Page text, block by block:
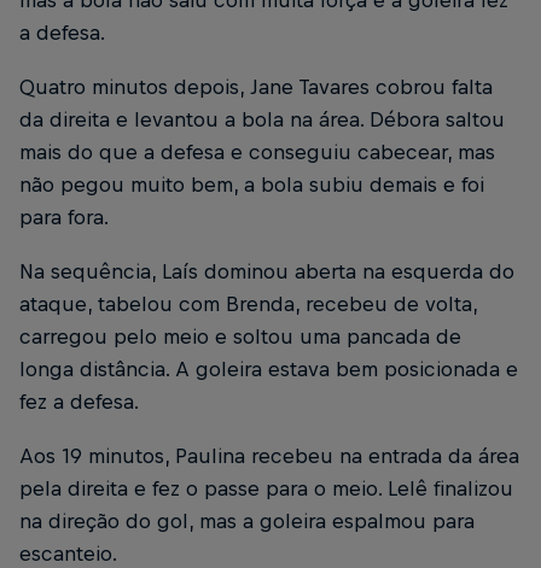
a defesa.
Quatro minutos depois, Jane Tavares cobrou falta
da direita e levantou a bola na área. Débora saltou
mais do que a defesa e conseguiu cabecear, mas
não pegou muito bem, a bola subiu demais e foi
para fora.
Na sequência, Laís dominou aberta na esquerda do
ataque, tabelou com Brenda, recebeu de volta,
carregou pelo meio e soltou uma pancada de
longa distância. A goleira estava bem posicionada e
fez a defesa.
Aos 19 minutos, Paulina recebeu na entrada da área
pela direita e fez o passe para o meio. Lelê finalizou
na direção do gol, mas a goleira espalmou para
escanteio.